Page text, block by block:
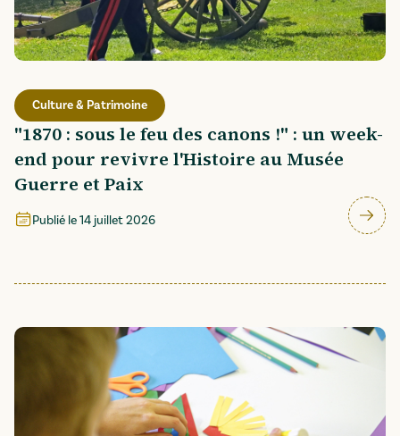
Culture & Patrimoine
"1870 : sous le feu des canons !" : un week-
end pour revivre l'Histoire au Musée
Guerre et Paix
Publié le14 juillet 2026